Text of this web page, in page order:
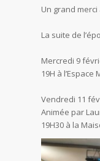
Un grand
La suite de
Mercredi 9
19H à
Vendredi 11
Animée par
19H30 à la